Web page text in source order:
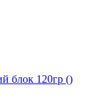
блок 120гр ()